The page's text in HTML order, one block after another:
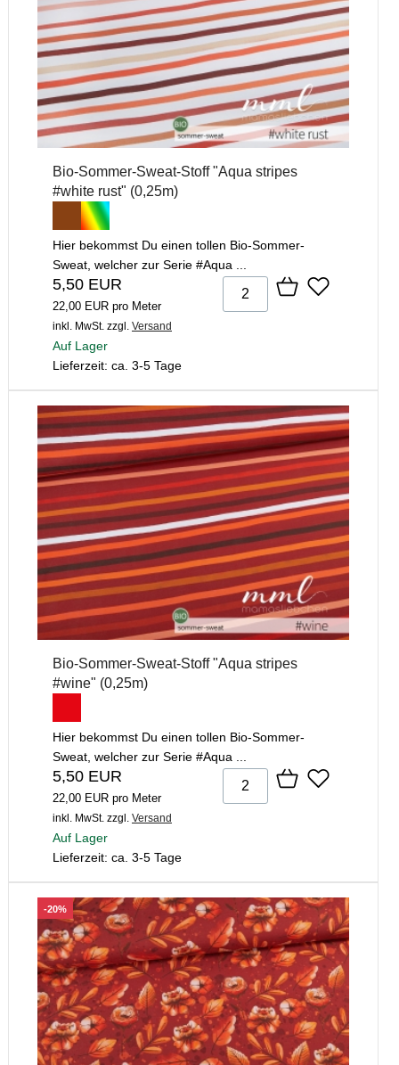
Bio-Sommer-Sweat-Stoff "Aqua stripes
#white rust" (0,25m)
Hier bekommst Du einen tollen Bio-Sommer-
Sweat, welcher zur Serie #Aqua ...
5,50 EUR
22,00 EUR pro Meter
inkl. MwSt. zzgl. Versand
Auf Lager
Lieferzeit: ca. 3-5 Tage
Bio-Sommer-Sweat-Stoff "Aqua stripes
#wine" (0,25m)
Hier bekommst Du einen tollen Bio-Sommer-
Sweat, welcher zur Serie #Aqua ...
5,50 EUR
22,00 EUR pro Meter
inkl. MwSt. zzgl. Versand
Auf Lager
Lieferzeit: ca. 3-5 Tage
-20%